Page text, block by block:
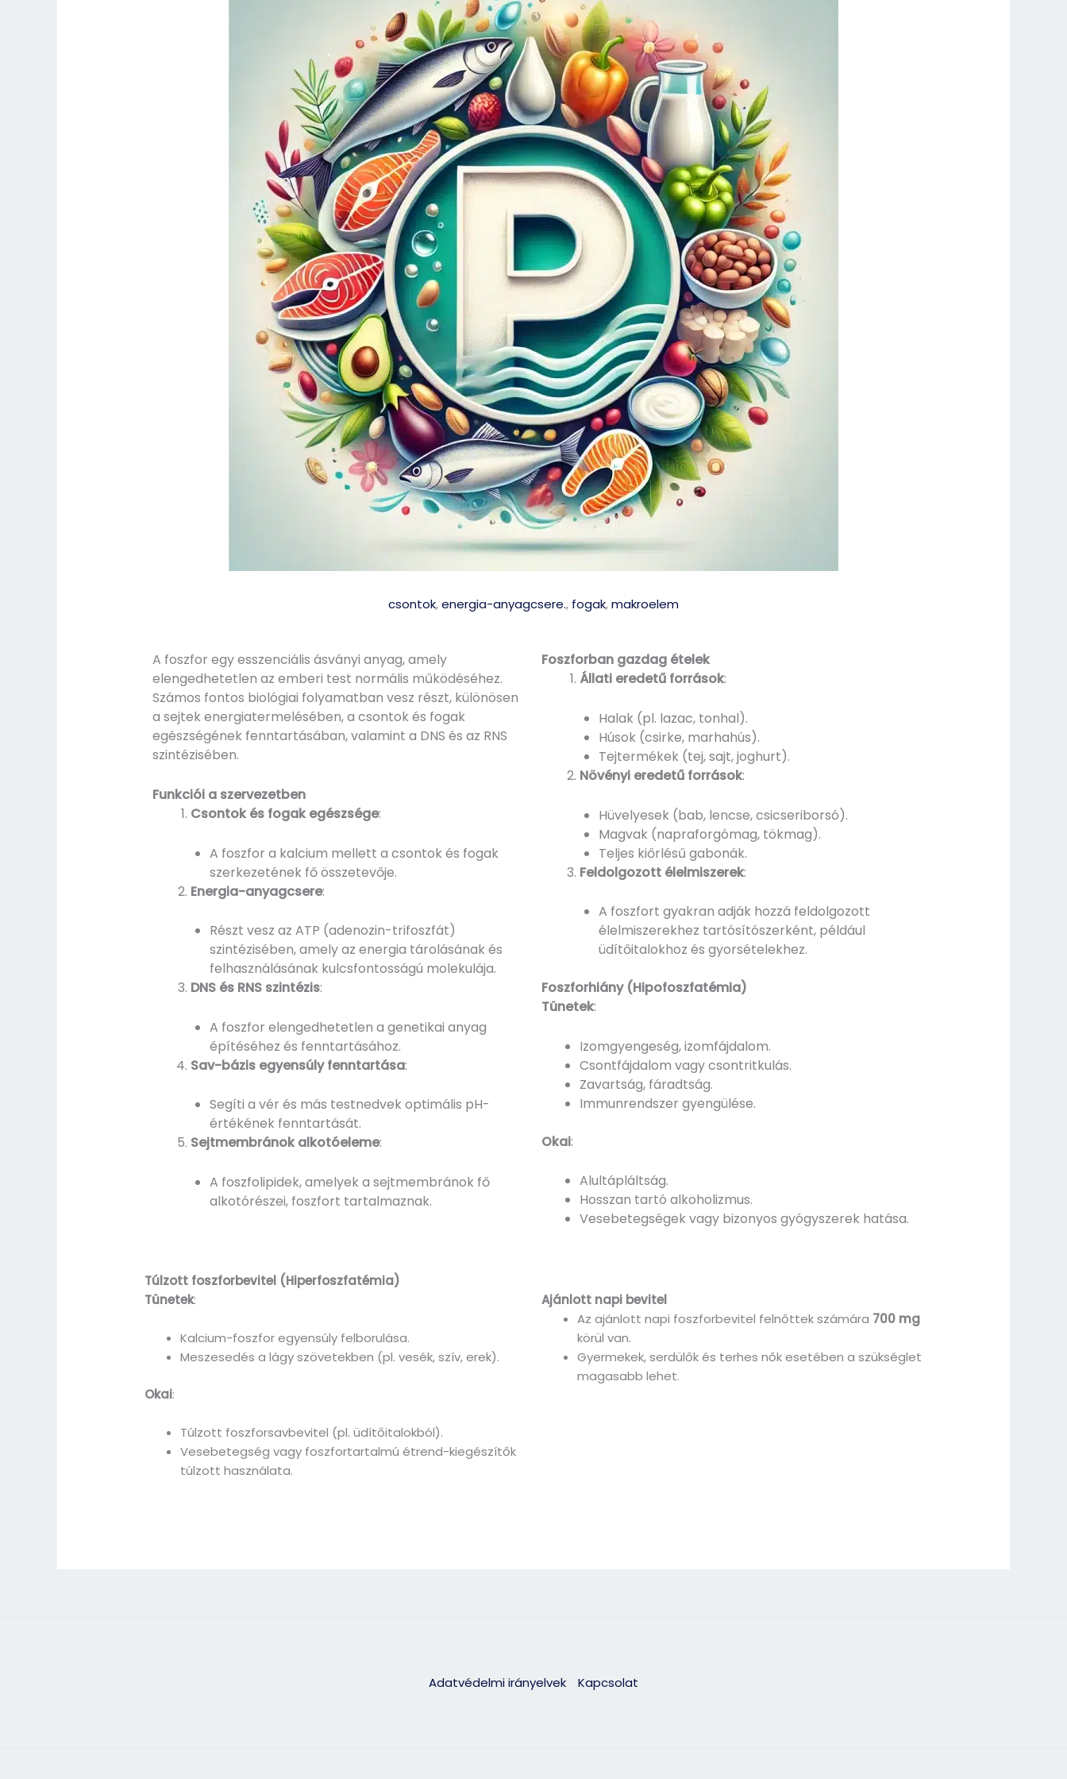
csontok,energia-anyagcsere., fogak,makroelem
A foszfor egy esszenciális ásványi anyag, amely
elengedhetetlen az emberi test normális működéséhez.
Számos fontos biológiai folyamatban vesz részt, különösen
a sejtek energiatermelésében, a csontok és fogak
egészségének fenntartásában, valamint a DNS és az RNS
szintézisében.
Funkciói a szervezetben
Csontok és fogak egészsége:
A foszfor a kalcium mellett a csontok és fogak
szerkezetének fő összetevője.
Energia-anyagcsere:
Részt vesz az ATP (adenozin-trifoszfát)
szintézisében, amely az energia tárolásának és
felhasználásának kulcsfontosságú molekulája.
DNS és RNS szintézis:
A foszfor elengedhetetlen a genetikai anyag
építéséhez és fenntartásához.
Sav-bázis egyensúly fenntartása:
Segíti a vér és más testnedvek optimális pH-
értékének fenntartását.
Sejtmembránok alkotóeleme:
A foszfolipidek, amelyek a sejtmembránok fő
alkotórészei, foszfort tartalmaznak.
Foszforban gazdag ételek
Állati eredetű források:
Halak (pl. lazac, tonhal).
Húsok (csirke, marhahús).
Tejtermékek (tej, sajt, joghurt).
Növényi eredetű források:
Hüvelyesek (bab, lencse, csicseriborsó).
Magvak (napraforgómag, tökmag).
Teljes kiőrlésű gabonák.
Feldolgozott élelmiszerek:
A foszfort gyakran adják hozzá feldolgozott
élelmiszerekhez tartósítószerként, például
üdítőitalokhoz és gyorsételekhez.
Foszforhiány (Hipofoszfatémia)
Tünetek:
Izomgyengeség, izomfájdalom.
Csontfájdalom vagy csontritkulás.
Zavartság, fáradtság.
Immunrendszer gyengülése.
Okai:
Alultápláltság.
Hosszan tartó alkoholizmus.
Vesebetegségek vagy bizonyos gyógyszerek hatása.
Túlzott foszforbevitel (Hiperfoszfatémia)
Tünetek:
Kalcium-foszfor egyensúly felborulása.
Meszesedés a lágy szövetekben (pl. vesék, szív, erek).
Okai:
Túlzott foszforsavbevitel (pl. üdítőitalokból).
Vesebetegség vagy foszfortartalmú étrend-kiegészítők
túlzott használata.
Ajánlott napi bevitel
Az ajánlott napi foszforbevitel felnőttek számára 700 mg
körül van.
Gyermekek, serdülők és terhes nők esetében a szükséglet
magasabb lehet.
Adatvédelmi irányelvek Kapcsolat